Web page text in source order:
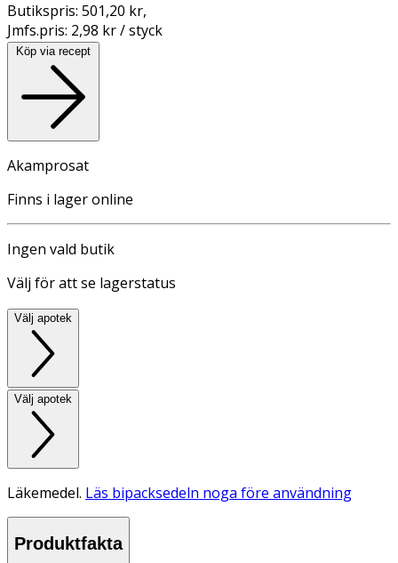
Butikspris: 501,20 kr,
Jmfs.pris: 2,98 kr / styck
Köp via recept
Akamprosat
Finns i lager online
Ingen vald butik
Välj för att se lagerstatus
Välj apotek
Välj apotek
Läkemedel. Läs bipacksedeln noga före användning
Produktfakta